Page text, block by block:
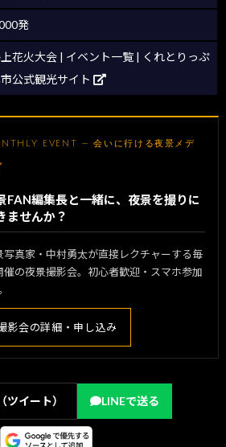
発
花火大会 | イベント一覧 | くれとりっぷ
公式観光サイト
EVENT — 会いに行ける夜景メデ
FAN編集長と一緒に、夜景を撮りに
ませんか？
写真家・中村勇太が直接レクチャーする毎
催の夜景撮影会。初心者歓迎・スマホ参加
影会の詳細・申し込み
ツイート） LINEで送る